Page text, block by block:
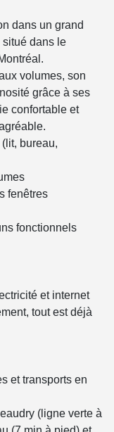
dans un grand
situé dans le
volumes, son
grâce à ses
confortable et
bureau,
fenêtres
fonctionnels
et internet
tout est déjà
et transports en
(ligne verte à